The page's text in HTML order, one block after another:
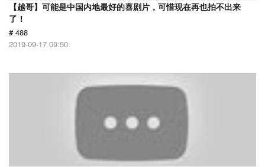
【越哥】可能是中国内地最好的喜剧片，可惜现在再也拍不出来
了！
# 488
2019-09-17 09:50